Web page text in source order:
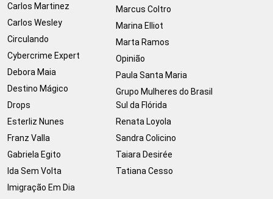
Carlos Martinez
Carlos Wesley
Circulando
Cybercrime Expert
Debora Maia
Destino Mágico
Drops
Esterliz Nunes
Franz Valla
Gabriela Egito
Ida Sem Volta
Imigração Em Dia
Marcus Coltro
Marina Elliot
Marta Ramos
Opinião
Paula Santa Maria
Grupo Mulheres do Brasil
Sul da Flórida
Renata Loyola
Sandra Colicino
Taiara Desirée
Tatiana Cesso